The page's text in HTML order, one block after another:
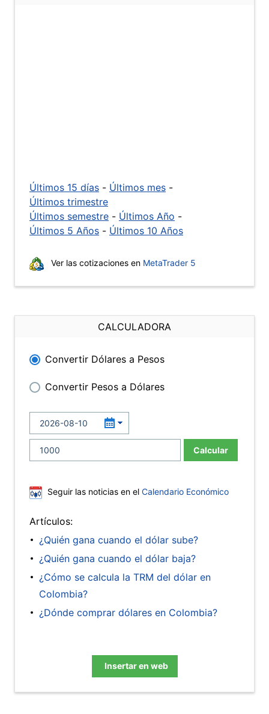
Últimos 15 días - Últimos mes -
Últimos trimestre
Últimos semestre - Últimos Año -
Últimos 5 Años - Últimos 10 Años
Ver las cotizaciones en MetaTrader 5
CALCULADORA
Convertir Dólares a Pesos
Convertir Pesos a Dólares
Calcular
Seguir las noticias en el Calendario Económico
Artículos:
¿Quién gana cuando el dólar sube?
¿Quién gana cuando el dólar baja?
¿Cómo se calcula la TRM del dólar en
Colombia?
¿Dónde comprar dólares en Colombia?
Insertar en web